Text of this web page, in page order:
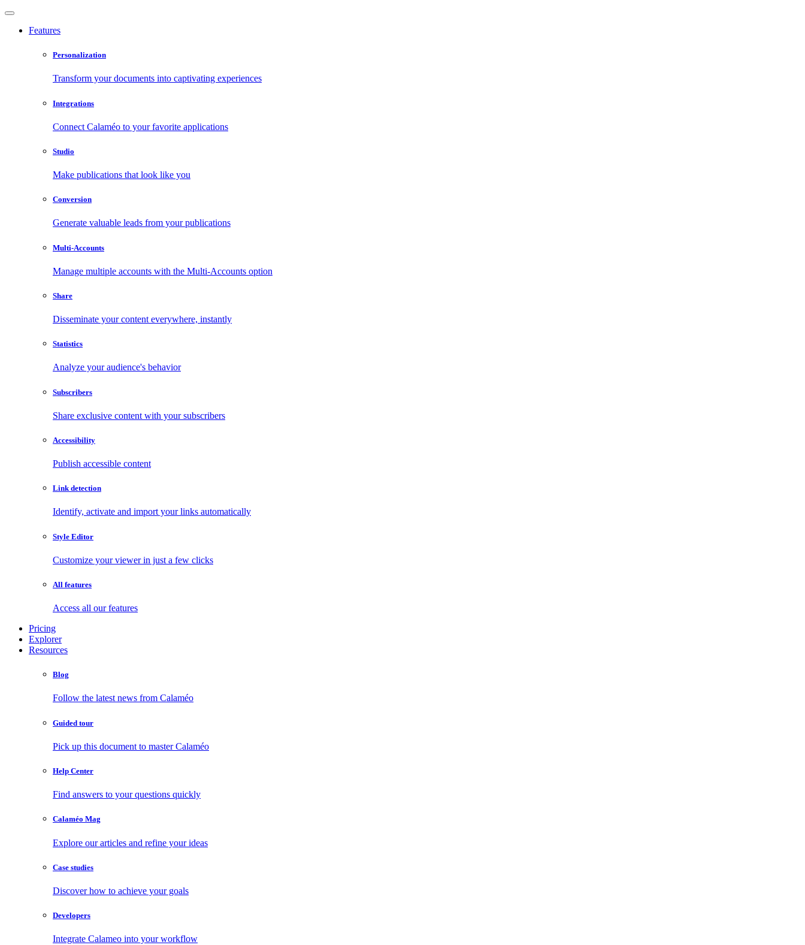
Features
Personalization
Transform your documents into captivating experiences
Integrations
Connect Calaméo to your favorite applications
Studio
Make publications that look like you
Conversion
Generate valuable leads from your publications
Multi-Accounts
Manage multiple accounts with the Multi-Accounts option
Share
Disseminate your content everywhere, instantly
Statistics
Analyze your audience's behavior
Subscribers
Share exclusive content with your subscribers
Accessibility
Publish accessible content
Link detection
Identify, activate and import your links automatically
Style Editor
Customize your viewer in just a few clicks
All features
Access all our features
Pricing
Explorer
Resources
Blog
Follow the latest news from Calaméo
Guided tour
Pick up this document to master Calaméo
Help Center
Find answers to your questions quickly
Calaméo Mag
Explore our articles and refine your ideas
Case studies
Discover how to achieve your goals
Developers
Integrate Calameo into your workflow